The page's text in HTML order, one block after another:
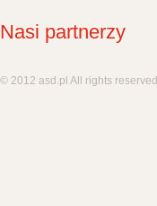
Nasi partnerzy
© 2012 asd.pl All rights reserved